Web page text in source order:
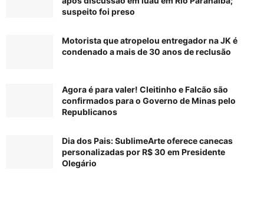
suspeito foi preso
Motorista que atropelou entregador na JK é
condenado a mais de 30 anos de reclusão
Agora é para valer! Cleitinho e Falcão são
confirmados para o Governo de Minas pelo
Republicanos
Dia dos Pais: SublimeArte oferece canecas
personalizadas por R$ 30 em Presidente
Olegário